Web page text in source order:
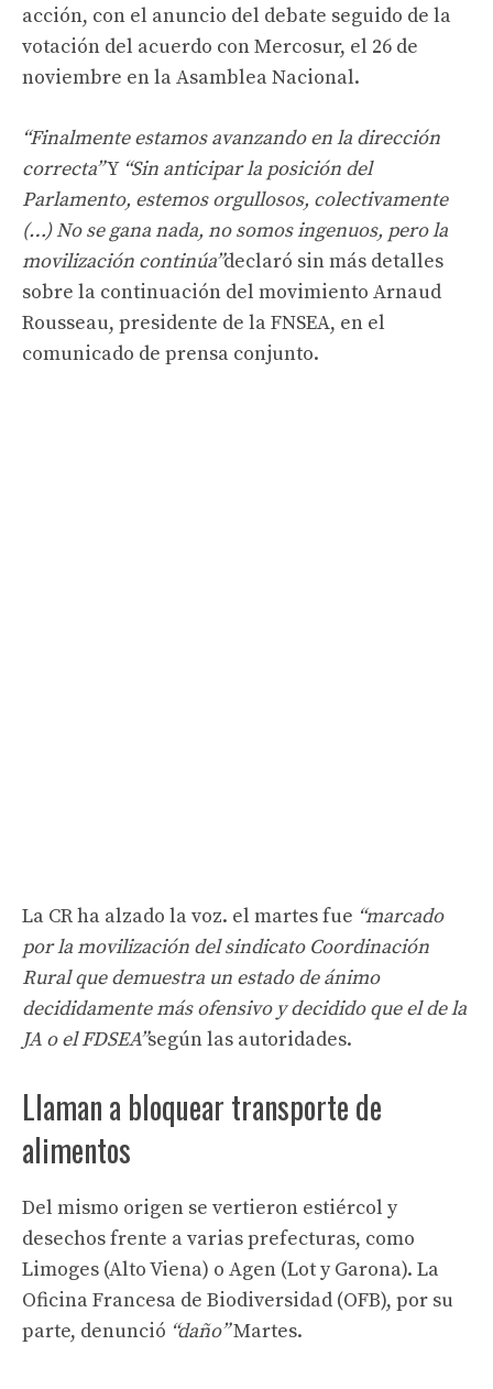
acción, con el anuncio del debate seguido de la
votación del acuerdo con Mercosur, el 26 de
noviembre en la Asamblea Nacional.
“Finalmente estamos avanzando en la dirección
correcta”Y “Sin anticipar la posición del
Parlamento, estemos orgullosos, colectivamente
(…) No se gana nada, no somos ingenuos, pero la
movilización continúa”declaró sin más detalles
sobre la continuación del movimiento Arnaud
Rousseau, presidente de la FNSEA, en el
comunicado de prensa conjunto.
La CR ha alzado la voz. el martes fue “marcado
por la movilización del sindicato Coordinación
Rural que demuestra un estado de ánimo
decididamente más ofensivo y decidido que el de la
JA o el FDSEA”según las autoridades.
Llaman a bloquear transporte de
alimentos
Del mismo origen se vertieron estiércol y
desechos frente a varias prefecturas, como
Limoges (Alto Viena) o Agen (Lot y Garona). La
Oficina Francesa de Biodiversidad (OFB), por su
parte, denunció “daño”Martes.